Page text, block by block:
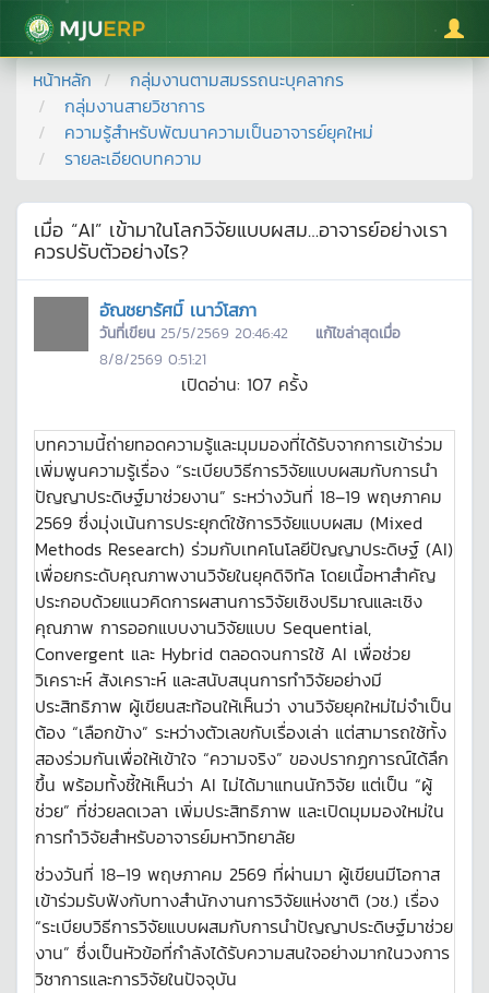
มหาวิทยาลัยแม่โจ้
หน้าหลัก
กลุ่มงานตามสมรรถนะบุคลากร
กลุ่มงานสายวิชาการ
ความรู้สำหรับพัฒนาความเป็นอาจารย์ยุคใหม่
รายละเอียดบทความ
เมื่อ “AI” เข้ามาในโลกวิจัยแบบผสม…อาจารย์อย่างเรา
ควรปรับตัวอย่างไร?
อัณชยารัศมิ์ เนาว์โสภา
วันที่เขียน 25/5/2569 20:46:42
แก้ไขล่าสุดเมื่อ
8/8/2569 0:51:21
เปิดอ่าน: 107 ครั้ง
บทความนี้ถ่ายทอดความรู้และมุมมองที่ได้รับจากการเข้าร่วม
เพิ่มพูนความรู้เรื่อง “ระเบียบวิธีการวิจัยแบบผสมกับการนำ
ปัญญาประดิษฐ์มาช่วยงาน” ระหว่างวันที่ 18–19 พฤษภาคม
2569 ซึ่งมุ่งเน้นการประยุกต์ใช้การวิจัยแบบผสม (Mixed
Methods Research) ร่วมกับเทคโนโลยีปัญญาประดิษฐ์ (AI)
เพื่อยกระดับคุณภาพงานวิจัยในยุคดิจิทัล โดยเนื้อหาสำคัญ
ประกอบด้วยแนวคิดการผสานการวิจัยเชิงปริมาณและเชิง
คุณภาพ การออกแบบงานวิจัยแบบ Sequential,
Convergent และ Hybrid ตลอดจนการใช้ AI เพื่อช่วย
วิเคราะห์ สังเคราะห์ และสนับสนุนการทำวิจัยอย่างมี
ประสิทธิภาพ ผู้เขียนสะท้อนให้เห็นว่า งานวิจัยยุคใหม่ไม่จำเป็น
ต้อง “เลือกข้าง” ระหว่างตัวเลขกับเรื่องเล่า แต่สามารถใช้ทั้ง
สองร่วมกันเพื่อให้เข้าใจ “ความจริง” ของปรากฏการณ์ได้ลึก
ขึ้น พร้อมทั้งชี้ให้เห็นว่า AI ไม่ได้มาแทนนักวิจัย แต่เป็น “ผู้
ช่วย” ที่ช่วยลดเวลา เพิ่มประสิทธิภาพ และเปิดมุมมองใหม่ใน
การทำวิจัยสำหรับอาจารย์มหาวิทยาลัย
ช่วงวันที่ 18–19 พฤษภาคม 2569 ที่ผ่านมา ผู้เขียนมีโอกาส
เข้าร่วมรับฟังกับทางสำนักงานการวิจัยแห่งชาติ (วช.) เรื่อง
“ระเบียบวิธีการวิจัยแบบผสมกับการนำปัญญาประดิษฐ์มาช่วย
งาน” ซึ่งเป็นหัวข้อที่กำลังได้รับความสนใจอย่างมากในวงการ
วิชาการและการวิจัยในปัจจุบัน